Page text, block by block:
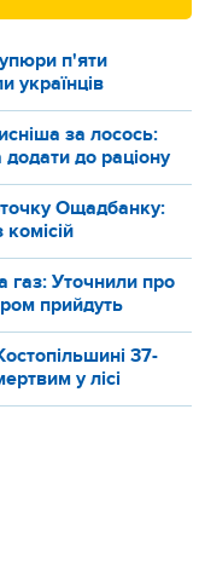
п'яти
українців
за лосось:
до раціону
Ощадбанку:
газ: Уточнили про
прийдуть
37-
у лісі